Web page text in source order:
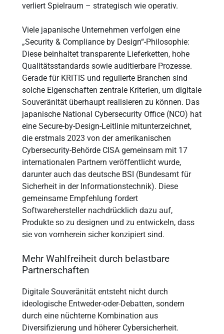
verliert Spielraum – strategisch wie operativ.
Viele japanische Unternehmen verfolgen eine
„Security & Compliance by Design“-Philosophie:
Diese beinhaltet transparente Lieferketten, hohe
Qualitätsstandards sowie auditierbare Prozesse.
Gerade für KRITIS und regulierte Branchen sind
solche Eigenschaften zentrale Kriterien, um digitale
Souveränität überhaupt realisieren zu können. Das
japanische National Cybersecurity Office (NCO) hat
eine Secure-by-Design-Leitlinie mitunterzeichnet,
die erstmals 2023 von der amerikanischen
Cybersecurity-Behörde CISA gemeinsam mit 17
internationalen Partnern veröffentlicht wurde,
darunter auch das deutsche BSI (Bundesamt für
Sicherheit in der Informationstechnik). Diese
gemeinsame Empfehlung fordert
Softwarehersteller nachdrücklich dazu auf,
Produkte so zu designen und zu entwickeln, dass
sie von vornherein sicher konzipiert sind.
Mehr Wahlfreiheit durch belastbare
Partnerschaften
Digitale Souveränität entsteht nicht durch
ideologische Entweder-oder-Debatten, sondern
durch eine nüchterne Kombination aus
Diversifizierung und höherer Cybersicherheit.